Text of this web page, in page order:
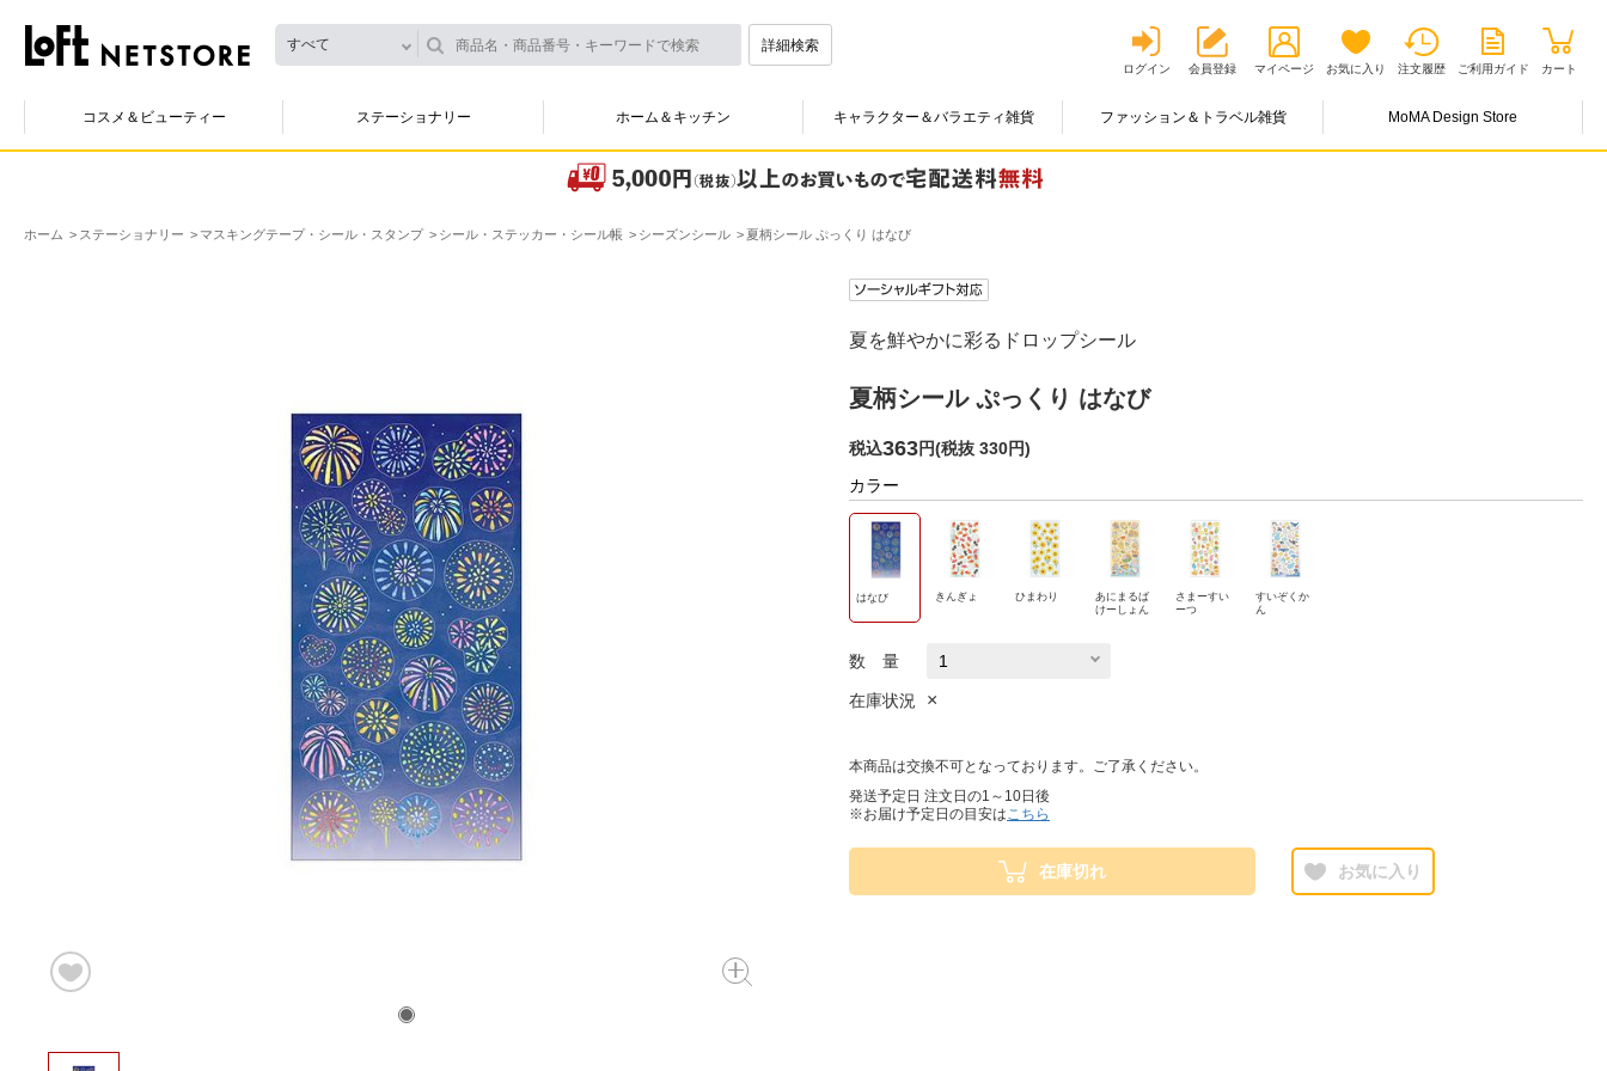
すべて 詳細検索
ログイン 会員登録 マイページ お気に入り 注文履歴 ご利用ガイド カート
コスメ＆ビューティー ステーショナリー ホーム＆キッチン キャラクター＆バラエティ雑貨 ファッション＆トラベル雑貨 MoMA Design Store
ホーム ステーショナリー マスキングテープ・シール・スタンプ シール・ステッカー・シール帳 シーズンシール 夏柄シール ぷっくり はなび
夏を鮮やかに彩るドロップシール
夏柄シール ぷっくり はなび
税込363円(税抜 330円)
カラー
はなび きんぎょ ひまわり
あにまるば
けーしょん
さまーすい
ーつ
すいぞくか
ん
数 量
在庫状況 ×
本商品は交換不可となっております。ご了承ください。
発送予定日 注文日の1～10日後
※お届け予定日の目安はこちら
在庫切れ お気に入り